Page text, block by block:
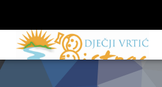
Upisi
Događanja
Preskoči
sadržaj